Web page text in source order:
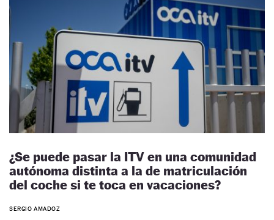
¿Se puede pasar la ITV en una comunidad
autónoma distinta a la de matriculación
del coche si te toca en vacaciones?
SERGIO AMADOZ